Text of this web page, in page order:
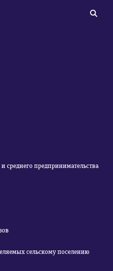
среднего предпринимательства
сельскому поселению